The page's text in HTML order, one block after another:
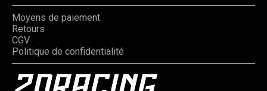
Moyens de paiement
Retours
CGV
Politique de confidentialité